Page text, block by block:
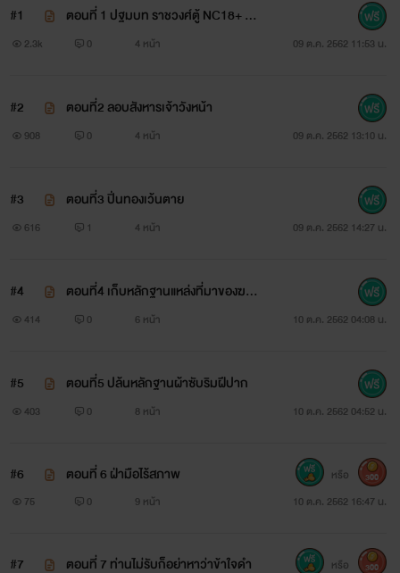
#1
ตอนที่ 1 ปฐมบท ราชวงศ์ตู้ NC18+ NT
2.3k 0 4 หน้า 09 ต.ค. 2562 11:53 น.
#2 ตอนที่2 ลอบสังหารเจ้าวังหน้า
908 0 4 หน้า 09 ต.ค. 2562 13:10 น.
#3 ตอนที่3 ปิ่นทองเว้นตาย
616 1 4 หน้า 09 ต.ค. 2562 14:27 น.
#4
ตอนที่4 เก็บหลักฐานแหล่งที่มาของฆาต
กร
414 0 6 หน้า 10 ต.ค. 2562 04:08 น.
#5 ตอนที่5 ปล้นหลักฐานผ้าซับริมฝีปาก
403 0 8 หน้า 10 ต.ค. 2562 04:52 น.
#6 ตอนที่ 6 ฝ่ามือไร้สภาพ
75 0 9 หน้า 10 ต.ค. 2562 16:47 น.
หรือ 300
#7 ตอนที่ 7 ท่านไม่รับก็อย่าหาว่าข้าใจดำ หรือ 300